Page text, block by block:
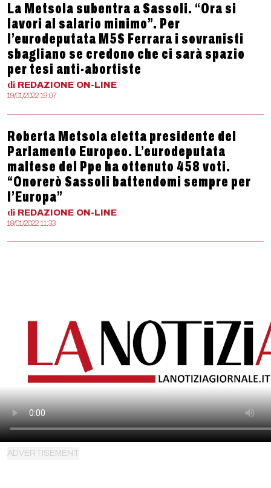
La Metsola subentra a Sassoli. “Ora si
lavori al salario minimo”. Per
l’eurodeputata M5S Ferrara i sovranisti
sbagliano se credono che ci sarà spazio
per tesi anti-abortiste
di REDAZIONE ON-LINE
19/01/2022 19:07
Roberta Metsola eletta presidente del
Parlamento Europeo. L’eurodeputata
maltese del Ppe ha ottenuto 458 voti.
“Onorerò Sassoli battendomi sempre per
l’Europa”
di REDAZIONE ON-LINE
18/01/2022 11:33